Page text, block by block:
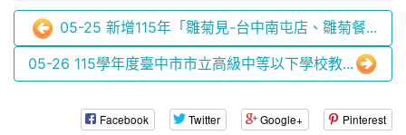
05-25 新增115年「雛菊見-台中南屯店、雛菊餐...
05-26 115學年度臺中市市立高級中等以下學校教...
Facebook Twitter Google+ Pinterest